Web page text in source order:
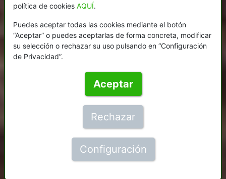
política de cookies AQUÍ.
Puedes aceptar todas las cookies mediante el botón
“Aceptar” o puedes aceptarlas de forma concreta, modificar
su selección o rechazar su uso pulsando en “Configuración
de Privacidad”.
Aceptar
Rechazar
Configuración